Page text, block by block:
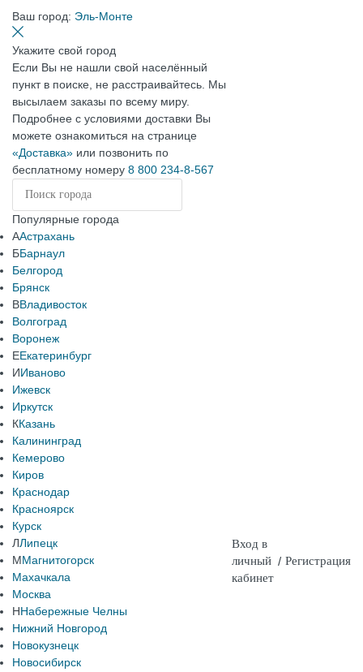
Ваш город: Эль-Монте
Укажите свой город
Если Вы не нашли свой населённый
пункт в поиске, не расстраивайтесь. Мы
высылаем заказы по всему миру.
Подробнее с условиями доставки Вы
можете ознакомиться на странице
«Доставка» или позвонить по
бесплатному номеру 8 800 234-8-567
Популярные города
ААстрахань
ББарнаул
Белгород
Брянск
ВВладивосток
Волгоград
Воронеж
ЕЕкатеринбург
ИИваново
Ижевск
Иркутск
ККазань
Калининград
Кемерово
Киров
Краснодар
Красноярск
Курск
ЛЛипецк
ММагнитогорск
Махачкала
Москва
ННабережные Челны
Нижний Новгород
Новокузнецк
Новосибирск
Вход в
личный
кабинет
/ Регистрация